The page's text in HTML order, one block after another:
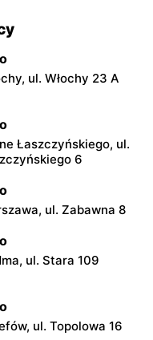
ul. Włochy 23 A
Łaszczyńskiego, ul.
6
ul. Zabawna 8
ul. Stara 109
ul. Topolowa 16